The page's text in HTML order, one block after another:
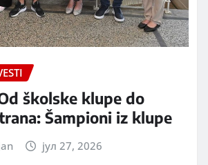
školske klupe do
Šampioni iz klupe
јул 27, 2026